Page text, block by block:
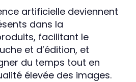
artificielle deviennent
dans la
facilitant le
et d’édition, et
du temps tout en
élevée des images.